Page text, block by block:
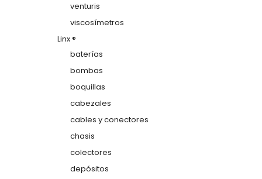
venturis
viscosímetros
Linx ®
baterías
bombas
boquillas
cabezales
cables y conectores
chasis
colectores
depósitos